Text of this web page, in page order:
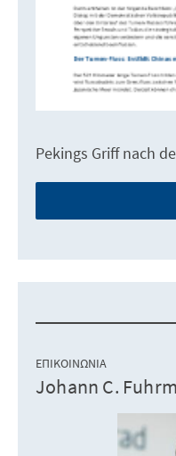
Pekings Griff nach
ΕΠΙΚΟΙΝΩΝΊΑ
Johann C.